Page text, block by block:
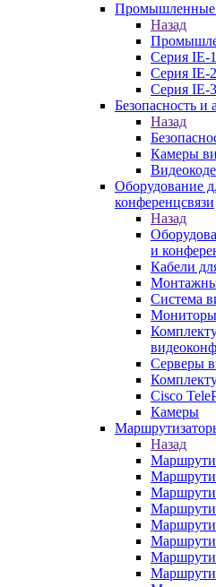
Промышленные
Назад
Серия IE-
Серия IE-
Серия IE-
Безопасность и
Назад
Камеры
Оборудование
конференцсвязи
Назад
и
Кабели
Система
Серверы
Cisco
Камеры
Назад